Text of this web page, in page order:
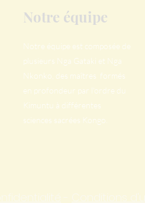
Notre équipe
Notre équipe est composée de
plusieurs Nga Gataki et Nga
Nkonko, des maîtres formés
en profondeur par l'ordre du
Kimuntu à différentes
sciences sacrées Kongo.
Conditions